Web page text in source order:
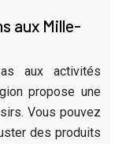
aux Mille-
aux activités
propose une
Vous pouvez
des produits